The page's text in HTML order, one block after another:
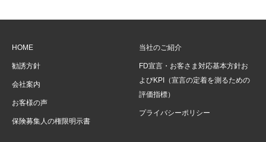
HOME
勧誘方針
会社案内
お客様の声
保険募集人の権限明示書
当社のご紹介
FD宣言・お客さま対応基本方針お
よびKPI（宣言の定着を測るための
評価指標）
プライバシーポリシー